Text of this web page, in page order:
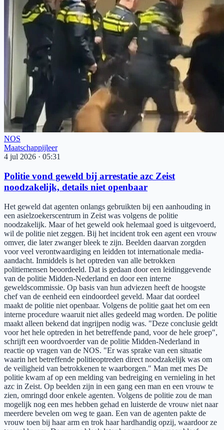
NOS
Maatschappijleer
4 jul 2026 · 05:31
Politie vond geweld bij arrestatie azc Zeist
noodzakelijk, details niet openbaar
Het geweld dat agenten onlangs gebruikten bij een aanhouding in
een asielzoekerscentrum in Zeist was volgens de politie
noodzakelijk. Maar of het geweld ook helemaal goed is uitgevoerd,
wil de politie niet zeggen. Bij het incident trok een agent een vrouw
omver, die later zwanger bleek te zijn. Beelden daarvan zorgden
voor veel verontwaardiging en leidden tot internationale media-
aandacht. Inmiddels is het optreden van alle betrokken
politiemensen beoordeeld. Dat is gedaan door een leidinggevende
van de politie Midden-Nederland en door een interne
geweldscommissie. Op basis van hun adviezen heeft de hoogste
chef van de eenheid een eindoordeel geveld. Maar dat oordeel
maakt de politie niet openbaar. Volgens de politie gaat het om een
interne procedure waaruit niet alles gedeeld mag worden. De politie
maakt alleen bekend dat ingrijpen nodig was. "Deze conclusie geldt
voor het hele optreden in het betreffende pand, voor de hele groep",
schrijft een woordvoerder van de politie Midden-Nederland in
reactie op vragen van de NOS. "Er was sprake van een situatie
waarin het betreffende politieoptreden direct noodzakelijk was om
de veiligheid van betrokkenen te waarborgen." Man met mes De
politie kwam af op een melding van bedreiging en vernieling in het
azc in Zeist. Op beelden zijn in een gang een man en een vrouw te
zien, omringd door enkele agenten. Volgens de politie zou de man
mogelijk nog een mes hebben gehad en luisterde de vrouw niet naar
meerdere bevelen om weg te gaan. Een van de agenten pakte de
vrouw toen bij haar arm en trok haar hardhandig opzij, waardoor ze